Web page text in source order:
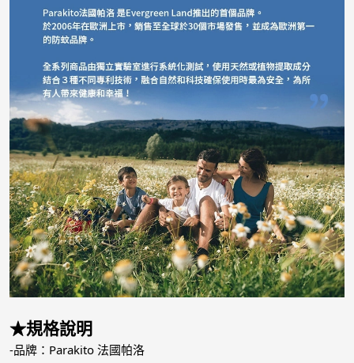
★規格說明
-品牌：Parakito 法國帕洛